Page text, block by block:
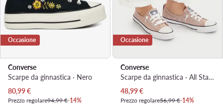
Occasione
Converse
Scarpe da ginnastica · Nero
Prezzo attuale
80,99€
Prezzo regolare94,99 €-14%
Occasione
Converse
Scarpe da ginnastica · All Star · Marrone
Prezzo attuale
48,99€
Prezzo regolare56,99 €-14%